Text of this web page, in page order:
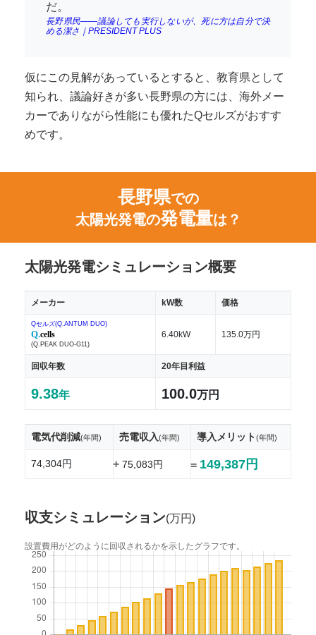
だ。
長野県民――議論しても実行しないが、死に方は自分で決
める潔さ｜PRESIDENT PLUS
仮にこの見解があっているとすると、教育県として
知られ、議論好きが多い長野県の方には、海外メー
カーでありながら性能にも優れたQセルズがおすす
めです。
長野県での
太陽光発電の発電量は？
太陽光発電シミュレーション概要
メーカー kW数 価格
Qセルズ(Q.ANTUM DUO)
Q.cells
(Q.PEAK DUO-G11)
6.40kW 135.0万円
回収年数 20年目利益
9.38年 100.0万円
電気代削減(年間) 売電収入(年間) 導入メリット(年間)
74,304円 +75,083円 = 149,387円
収支シミュレーション(万円)
設置費用がどのように回収されるかを示したグラフです。